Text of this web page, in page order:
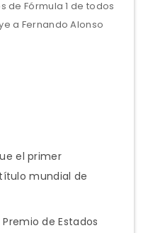
de Fórmula 1 de todos
a Fernando Alonso
el primer
mundial de
de Estados